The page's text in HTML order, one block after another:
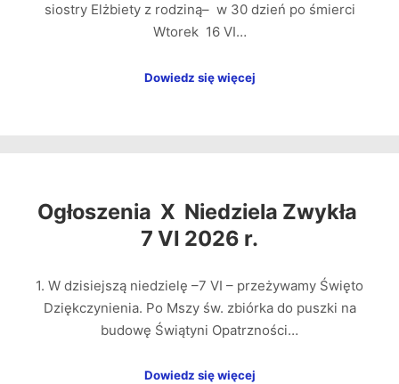
siostry Elżbiety z rodziną– w 30 dzień po śmierci
Wtorek 16 VI…
Dowiedz się więcej
Ogłoszenia X Niedziela Zwykła
7 VI 2026 r.
1. W dzisiejszą niedzielę –7 VI – przeżywamy Święto
Dziękczynienia. Po Mszy św. zbiórka do puszki na
budowę Świątyni Opatrzności…
Dowiedz się więcej